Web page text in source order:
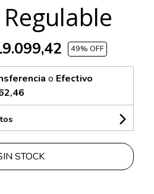
49% OFF
o Efectivo
STOCK